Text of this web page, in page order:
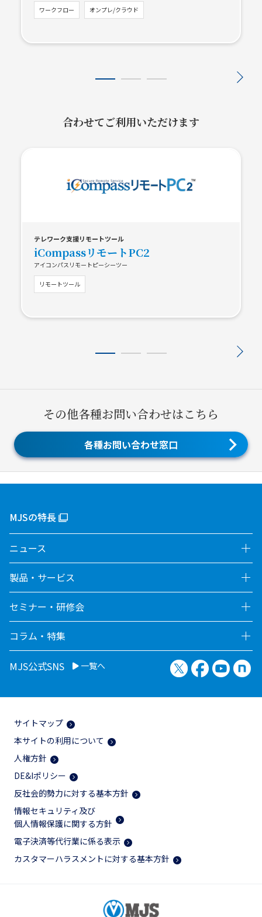
ワークフロー オンプレ/クラウド
合わせてご利用いただけます
テレワーク支援リモートツール
iCompassリモートPC2
アイコンパスリモートピーシーツー
リモートツール
その他各種お問い合わせはこちら
各種お問い合わせ窓口
MJSの特長
ニュース
製品・サービス
セミナー・研修会
コラム・特集
MJS公式SNS 一覧へ X（旧Twitter）
Facebook
サイトマップ
本サイトの利用について
人権方針
DE&Iポリシー
反社会的勢力に対する基本方針
情報セキュリティ及び
個人情報保護に関する方針
電子決済等代行業に係る表示
カスタマーハラスメントに対する基本方針